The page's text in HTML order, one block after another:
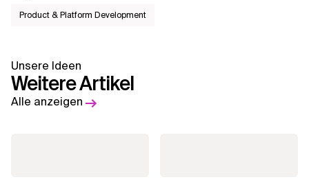
Product & Platform Development
Unsere Ideen
Weitere Artikel
Alle anzeigen